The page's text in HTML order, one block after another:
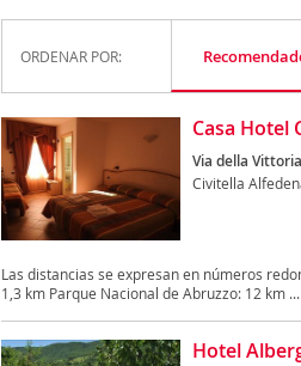
ORDENAR POR:
Casa Hotel
Via della
Civitella
Las distancias se expresan en números
1,3 km Parque Nacional de Abruzzo: 12 km ...
Hotel